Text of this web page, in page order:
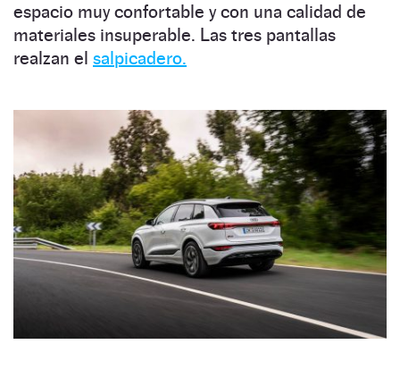
espacio muy confortable y con una calidad de
materiales insuperable. Las tres pantallas
realzan el salpicadero.